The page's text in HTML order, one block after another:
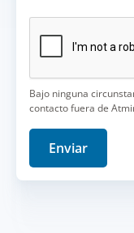
Bajo ninguna
contacto fuera de